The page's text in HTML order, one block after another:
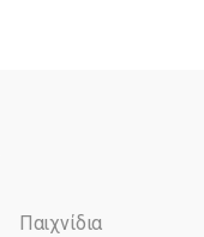
Παιχνίδια